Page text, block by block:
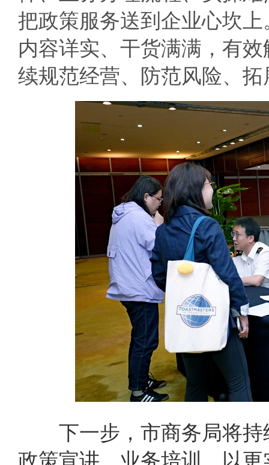
把政策服务送到企业心坎
内容详实、干货满满，有
续规范经营、防范风险、
下一步，市商务局将持
政策宣讲、业务培训，以